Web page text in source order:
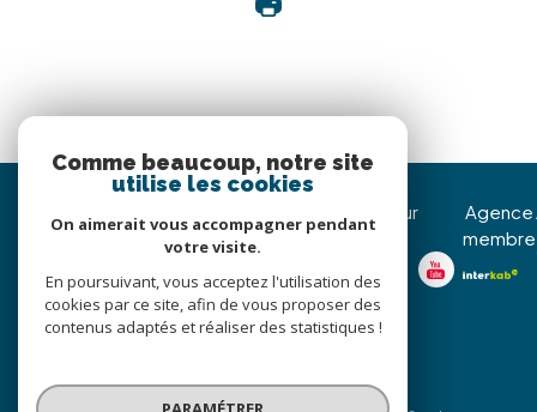
christophe@immojoy.com
8 Avenue Jean Pierre
Nous suivre sur
Agence
membre
Comme beaucoup, notre site
utilise les cookies
On aimerait vous accompagner pendant
votre visite.
En poursuivant, vous acceptez l'utilisation des
cookies par ce site, afin de vous proposer des
contenus adaptés et réaliser des statistiques !